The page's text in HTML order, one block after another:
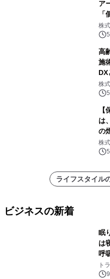
ア
選
株
高
施
DX
株
は
の
供
株
ライフスタイル
ビジネスの新着
眠
は
呼
ト